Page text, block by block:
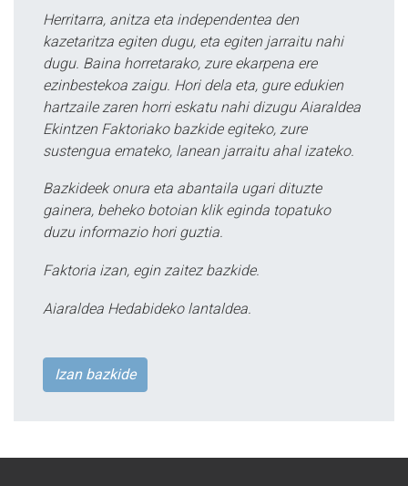
Herritarra, anitza eta independentea den
kazetaritza egiten dugu, eta egiten jarraitu nahi
dugu. Baina horretarako, zure ekarpena ere
ezinbestekoa zaigu. Hori dela eta, gure edukien
hartzaile zaren horri eskatu nahi dizugu Aiaraldea
Ekintzen Faktoriako bazkide egiteko, zure
sustengua emateko, lanean jarraitu ahal izateko.
Bazkideek onura eta abantaila ugari dituzte
gainera, beheko botoian klik eginda topatuko
duzu informazio hori guztia.
Faktoria izan, egin zaitez bazkide.
Aiaraldea Hedabideko lantaldea.
Izan bazkide